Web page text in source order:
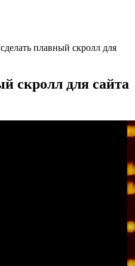
плавный скролл для
скролл для сайта